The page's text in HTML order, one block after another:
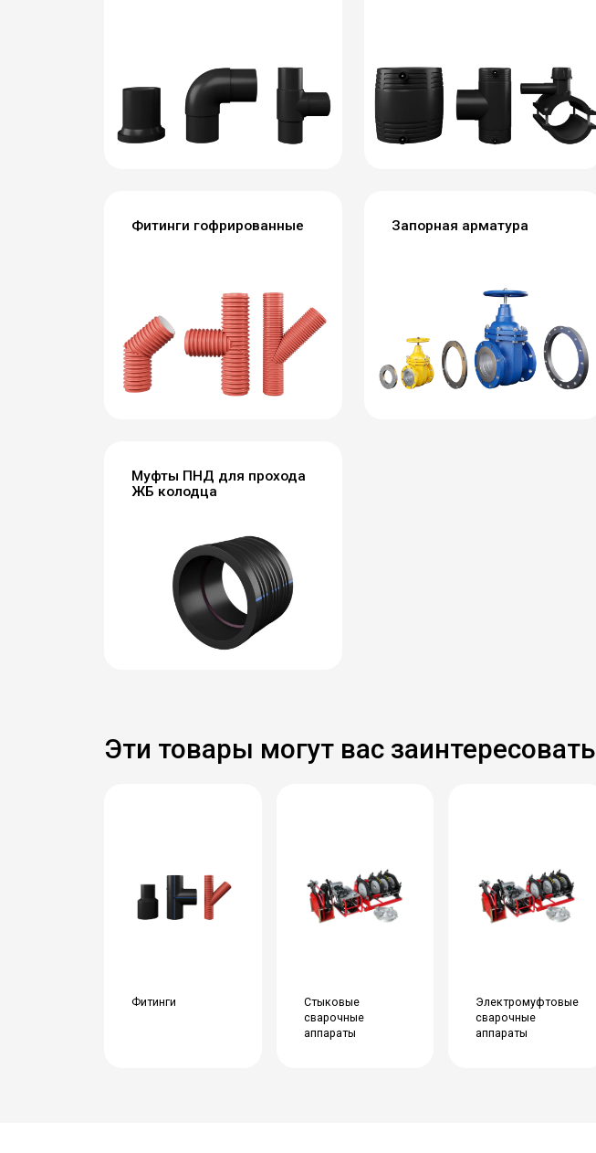
Фитинги гофрированные Запорная арматура
Муфты ПНД для прохода
ЖБ колодца
Эти товары могут вас заинтересовать
Фитинги
Стыковые
сварочные
аппараты
Электромуфтовые
сварочные
аппараты